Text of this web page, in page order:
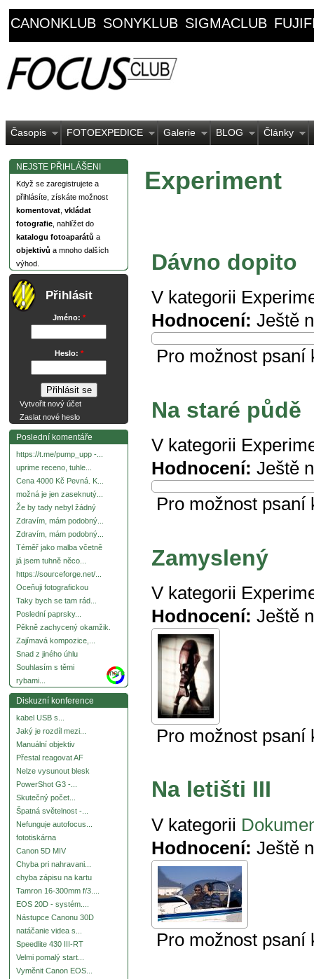
CANONKLUB SONYKLUB SIGMACLUB
Časopis FOTOEXPEDICE Galerie BLOG Články
NEJSTE PŘIHLÁŠENI
Když se zaregistrujete a
přihlásíte, získáte možnost
komentovat vkládat
fotografie , nahlížet do
katalogu fotoaparátů a
objektivů a mnoho dalších
výhod.
Přihlásit
Jméno: *
Heslo: *
Vytvořit nový účet
Zaslat nové heslo
Poslední komentáře
https://t.me/pump_upp -...
uprime receno, tuhle...
Cena 4000 Kč Pevná. K...
možná je jen zaseknutý...
Že by tady nebyl žádný
Zdravím, mám podobný...
Zdravím, mám podobný...
Téměř jako malba včetně
já jsem tuhně něco...
https://sourceforge.net/...
Oceňuji fotografickou
Taky bych se tam rád...
Poslední paprsky...
Pěkně zachycený okamžik.
Zajímavá kompozice,...
Snad z jiného úhlu
Souhlasím s těmi
rybami...
more
Diskuzní konference
kabel USB s...
Jaký je rozdíl mezi...
Manuální objektiv
Přestal reagovat AF
Nelze vysunout blesk
PowerShot G3 -...
Skutečný počet...
Špatná světelnost -...
Nefunguje autofocus...
fototiskárna
Canon 5D MIV
Chyba pri nahravani...
chyba zápisu na kartu
Tamron 16-300mm f/3....
EOS 20D - systém....
Nástupce Canonu 30D
natáčanie videa s...
Speedlite 430 III-RT
Velmi pomalý start...
Vyměnit Canon EOS...
Experiment
Dávno dopito
V kategorii
Hodnocení: Ještě
Pro možnost
Na staré půdě
V kategorii
Hodnocení: Ještě
Pro možnost
Zamyslený
V kategorii
Hodnocení: Ještě
Pro možnost
Na letišti III
V kategorii
Hodnocení: Ještě
Pro možnost